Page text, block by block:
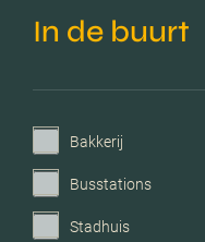
In de buurt
Bakkerij
Busstations
Stadhuis